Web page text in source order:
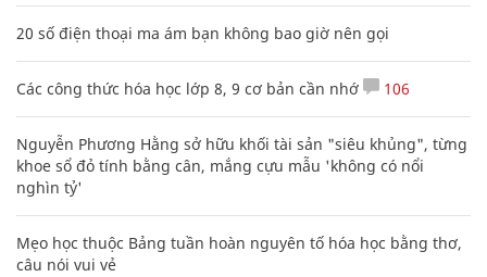
20 số điện thoại ma ám bạn không bao giờ nên gọi
Các công thức hóa học lớp 8, 9 cơ bản cần nhớ 106
Nguyễn Phương Hằng sở hữu khối tài sản "siêu khủng", từng
khoe sổ đỏ tính bằng cân, mắng cựu mẫu 'không có nổi
nghìn tỷ'
Mẹo học thuộc Bảng tuần hoàn nguyên tố hóa học bằng thơ,
câu nói vui vẻ